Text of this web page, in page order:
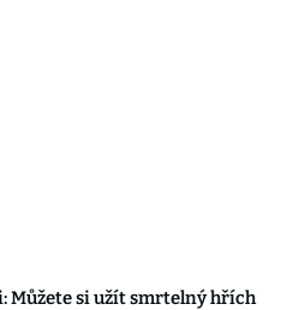
Můžete si užít smrtelný hřích